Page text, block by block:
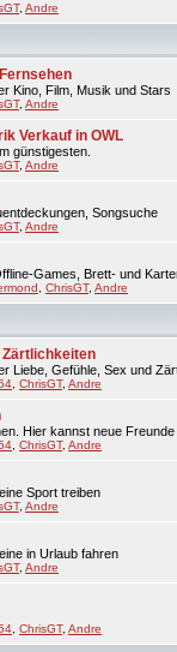
, Andre
Kino, Film, Musik und Stars
, Andre
Verkauf in OWL
günstigesten.
, Andre
Songsuche
, Andre
Games, Brett- und
ChrisGT, Andre
Zärtlichkeiten
Liebe, Gefühle, Sex und
ChrisGT, Andre
Hier kannst neue Freunde
ChrisGT, Andre
Sport treiben
, Andre
in Urlaub fahren
, Andre
ChrisGT, Andre